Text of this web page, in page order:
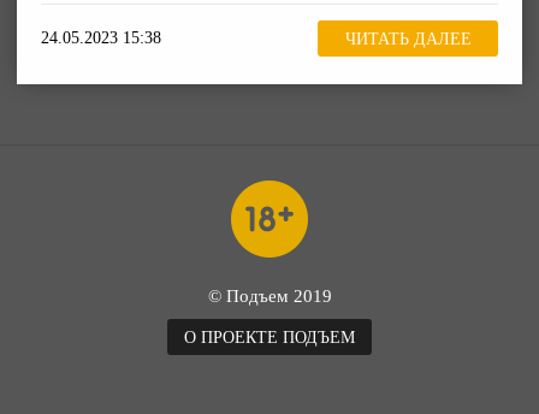
24.05.2023 15:38 ЧИТАТЬ ДАЛЕЕ
© Подъем 2019
О ПРОЕКТЕ ПОДЪЕМ